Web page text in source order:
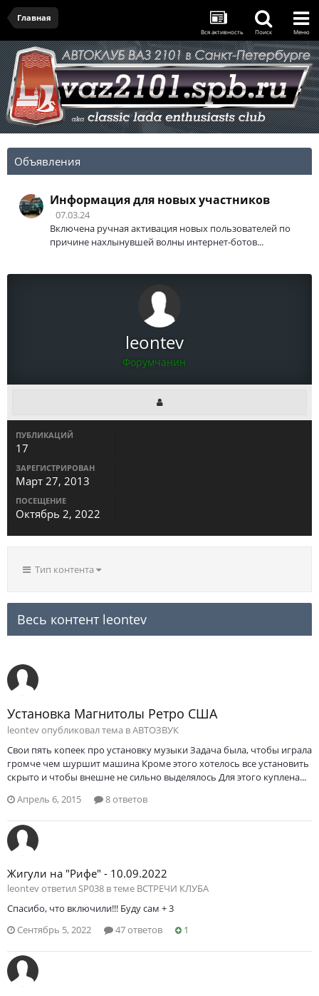
Главная
Вся активность Поиск Меню
Объявления
Информация для новых участников
07.03.24
Включена ручная активация новых пользователей по
причине нахлынувшей волны интернет-ботов...
leontev
Форумчанин
ПУБЛИКАЦИЙ
17
ЗАРЕГИСТРИРОВАН
Март 27, 2013
ПОСЕЩЕНИЕ
Октябрь 2, 2022
Тип контента
Весь контент leontev
Установка Магнитолы Ретро США
leontev опубликовал тема вАВТОЗВУК
Свои пять копеек про установку музыки Задача была, чтобы играла
громче чем шуршит машина Кроме этого хотелось все установить
скрыто и чтобы внешне не сильно выделялось Для этого куплена...
Апрель 6, 2015
8 ответов
Жигули на "Рифе" - 10.09.2022
leontev ответил SP038 в теме ВСТРЕЧИ КЛУБА
Cпасибо, что включили!!! Буду сам + 3
Сентябрь 5, 2022
47 ответов 1